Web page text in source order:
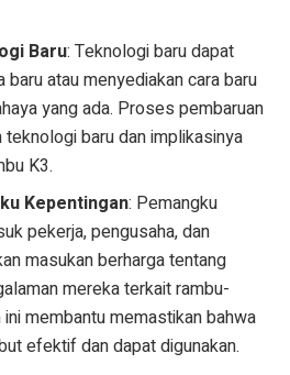
Baru: Teknologi baru dapat
baru atau menyediakan cara baru
yang ada. Proses pembaruan
baru dan implikasinya
K3.
Kepentingan: Pemangku
pekerja, pengusaha, dan
masukan berharga tentang
mereka terkait rambu-
membantu memastikan bahwa
efektif dan dapat digunakan.